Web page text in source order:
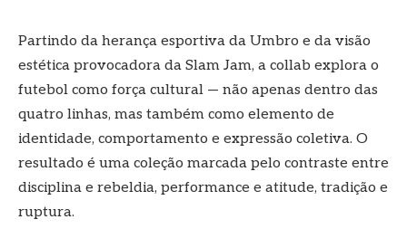
Partindo da herança esportiva da Umbro e da visão
estética provocadora da Slam Jam, a collab explora o
futebol como força cultural — não apenas dentro das
quatro linhas, mas também como elemento de
identidade, comportamento e expressão coletiva. O
resultado é uma coleção marcada pelo contraste entre
disciplina e rebeldia, performance e atitude, tradição e
ruptura.